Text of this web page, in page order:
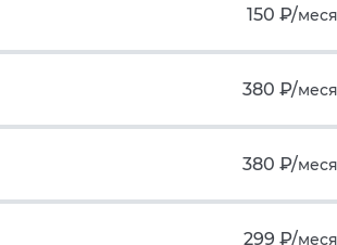
150 ₽/
380 ₽/
380 ₽/
299 ₽/